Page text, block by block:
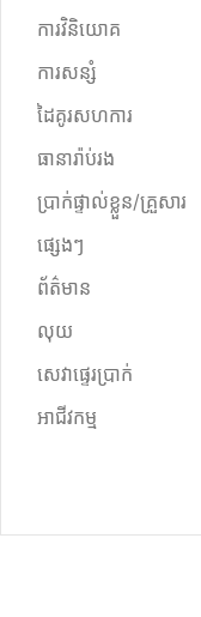
ការវិនិយោគ
ការសន្សំ
ដៃគូរសហការ
ធានារ៉ាប់រង
ប្រាក់ផ្ទាល់ខ្លួន/គ្រួសារ
ផ្សេងៗ
ព័ត៌មាន
លុយ
សេវាផ្ទេរប្រាក់
អាជីវកម្ម